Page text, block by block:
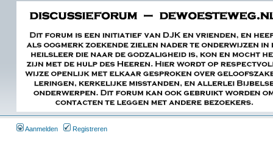
Aanmelden Registreren